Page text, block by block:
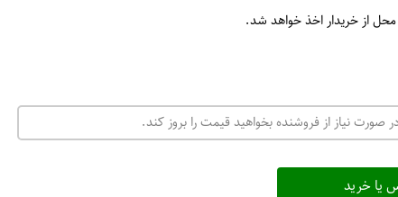
از خریدار اخذ خواهد شد.
نیاز از فروشنده بخواهید قیمت را بروز کند.
یا خرید